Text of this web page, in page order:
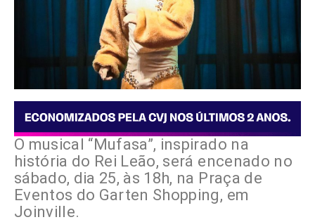
O musical “Mufasa”, inspirado na
história do Rei Leão, será encenado no
sábado, dia 25, às 18h, na Praça de
Eventos do Garten Shopping, em
Joinville.